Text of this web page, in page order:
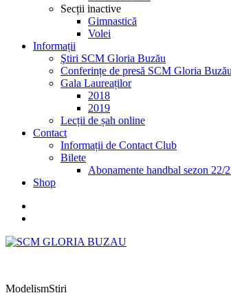
Secții inactive
Gimnastică
Volei
Informații
Ştiri SCM Gloria Buzău
Conferințe de presă SCM Gloria Buzău
Gala Laureaților
2018
2019
Lecții de șah online
Contact
Informații de Contact Club
Bilete
Abonamente handbal sezon 22/
Shop
ModelismStiri